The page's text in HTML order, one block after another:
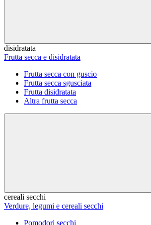
disidratata
Frutta secca e disidratata
Frutta secca con guscio
Frutta secca sgusciata
Frutta disidratata
Altra frutta secca
cereali secchi
Verdure, legumi e cereali secchi
Pomodori secchi